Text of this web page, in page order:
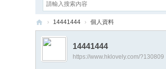
香
少
› 14441444 › 個人資料
14441444
https://www.hklovely.com/?130809